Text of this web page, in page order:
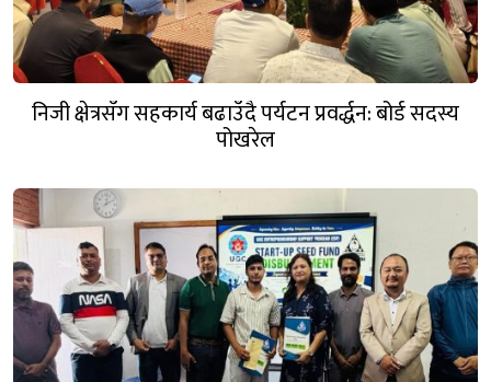
निजी क्षेत्रसँग सहकार्य बढाउँदै पर्यटन प्रवर्द्धन: बोर्ड सदस्य
पोखरेल